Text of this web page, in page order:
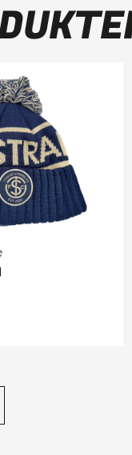
VARUKORG